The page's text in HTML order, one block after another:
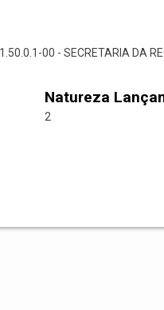
00 - SECRETARIA DA
Natureza
2